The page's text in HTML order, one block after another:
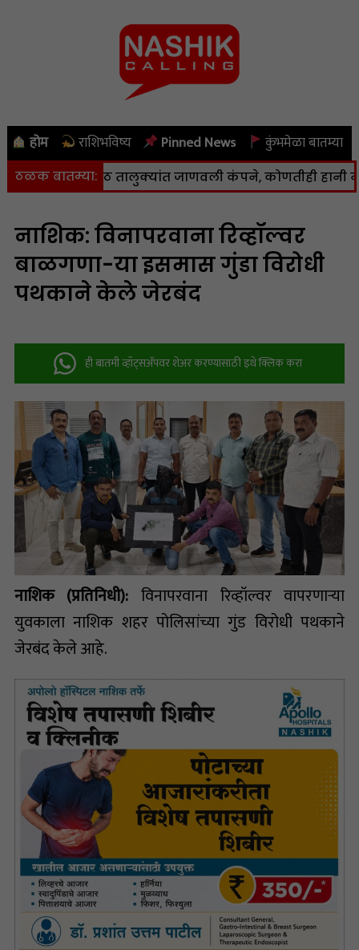
होम राशिभविष्य Pinned News कुंभमेळा बातम्या
ठळक बातम्या:
पेठ तालुक्यांत जाणवली कंपने, कोणतीही हानी नाही |
नाशिक: विनापरवाना रिव्हॉल्वर
बाळगणा-या इसमास गुंडा विरोधी
पथकाने केले जेरबंद
ही बातमी व्हॉट्सअ‍ॅपवर शेअर करण्यासाठी इथे क्लिक करा
नाशिक (प्रतिनिधी): विनापरवाना रिव्हॉल्वर वापरणाऱ्या
युवकाला नाशिक शहर पोलिसांच्या गुंड विरोधी पथकाने
जेरबंद केले आहे.